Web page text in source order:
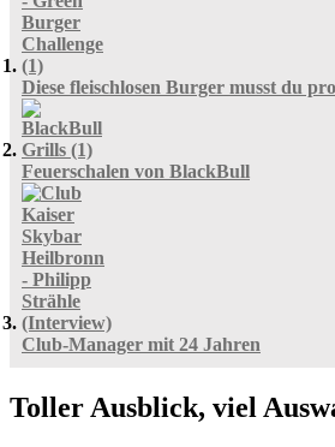
Diese fleischlosen Burger musst du
Feuerschalen von BlackBull
Club-Manager mit 24 Jahren
Toller Ausblick, viel